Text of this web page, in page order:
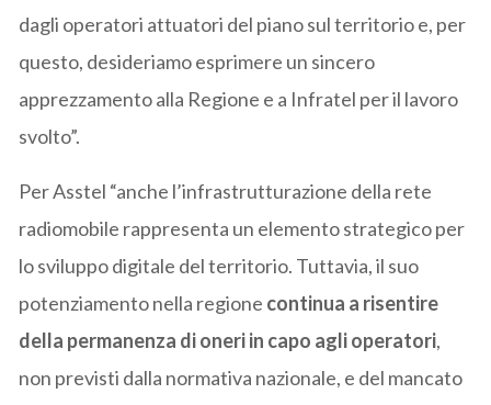
dagli operatori attuatori del piano sul territorio e, per
questo, desideriamo esprimere un sincero
apprezzamento alla Regione e a Infratel per il lavoro
svolto”.
Per Asstel “anche l’infrastrutturazione della rete
radiomobile rappresenta un elemento strategico per
lo sviluppo digitale del territorio. Tuttavia, il suo
potenziamento nella regione continua a risentire
della permanenza di oneri in capo agli operatori,
non previsti dalla normativa nazionale, e del mancato